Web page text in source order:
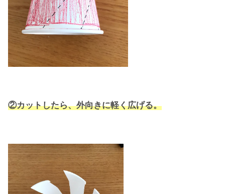
②カットしたら、外向きに軽く広げる。